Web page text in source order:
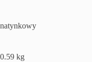
natynkowy
0.59 kg